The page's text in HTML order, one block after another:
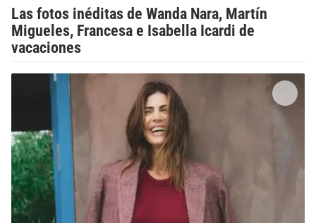
Las fotos inéditas de Wanda Nara, Martín
Migueles, Francesa e Isabella Icardi de
vacaciones